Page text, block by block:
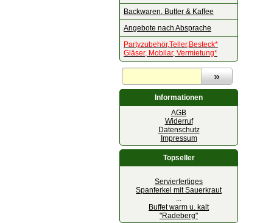
Backwaren, Butter & Kaffee
Angebote nach Absprache
Partyzubehör,Teller,Besteck*
Gläser, Mobilar, Vermietung*
Informationen
AGB
Widerruf
Datenschutz
Impressum
Topseller
Servierfertiges
Spanferkel mit Sauerkraut
...
Buffet warm u. kalt
"Radeberg"